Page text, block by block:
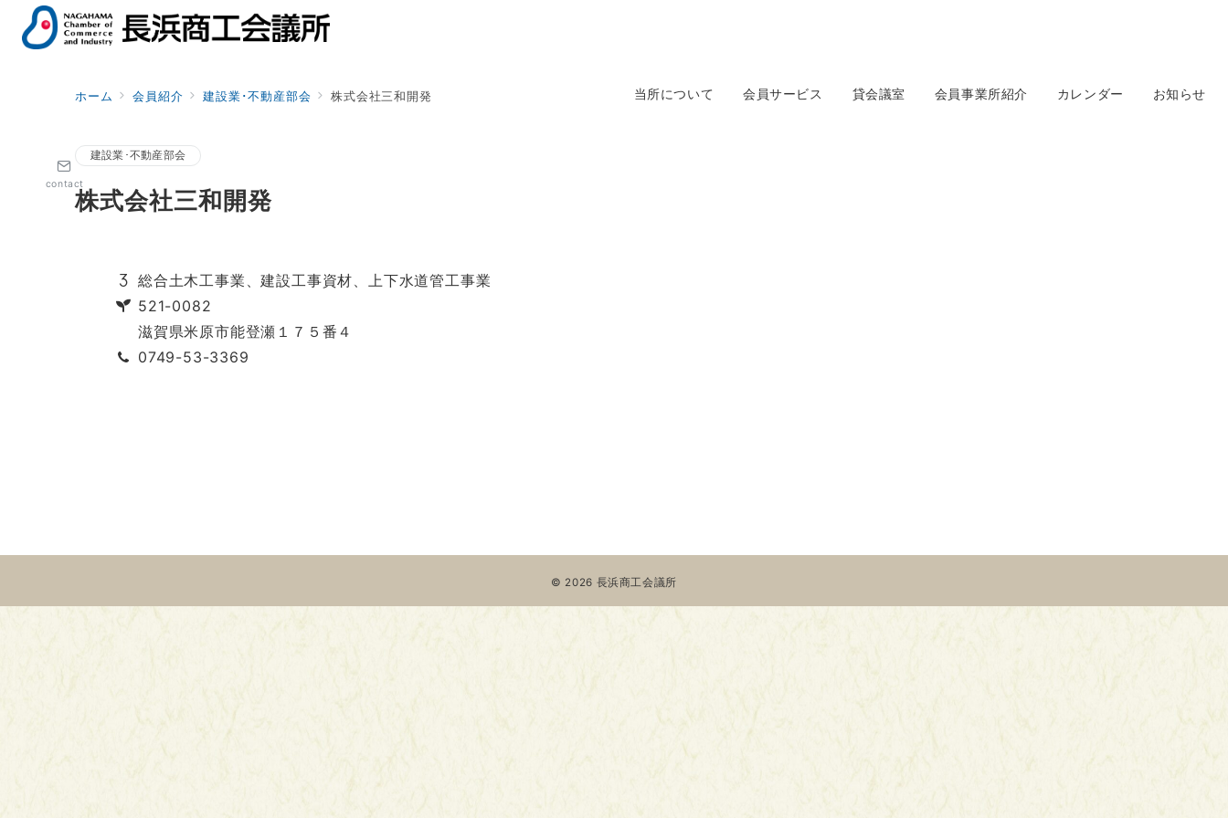
当所について 会員サービス 貸会議室 会員事業所紹介 カレンダー お知らせ
contact
ホーム 会員紹介 建設業･不動産部会 株式会社三和開発
建設業･不動産部会
株式会社三和開発
総合土木工事業、建設工事資材、上下水道管工事業
521-0082
滋賀県米原市能登瀬１７５番４
0749-53-3369
© 2026 長浜商工会議所